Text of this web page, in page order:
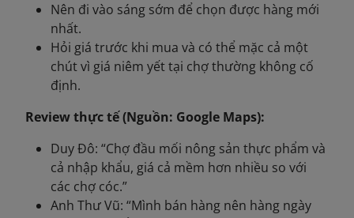
Nên đi vào sáng sớm để chọn được hàng mới
nhất.
Hỏi giá trước khi mua và có thể mặc cả một
chút vì giá niêm yết tại chợ thường không cố
định.
Review thực tế (Nguồn: Google Maps):
Duy Đô: “Chợ đầu mối nông sản thực phẩm và
cả nhập khẩu, giá cả mềm hơn nhiều so với
các chợ cóc.”
Anh Thư Vũ: “Mình bán hàng nên hàng ngày